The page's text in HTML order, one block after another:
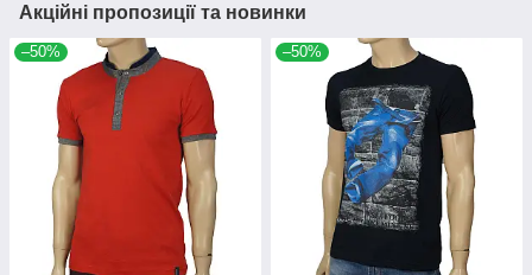
Акційні пропозиції та новинки
–50% –50%